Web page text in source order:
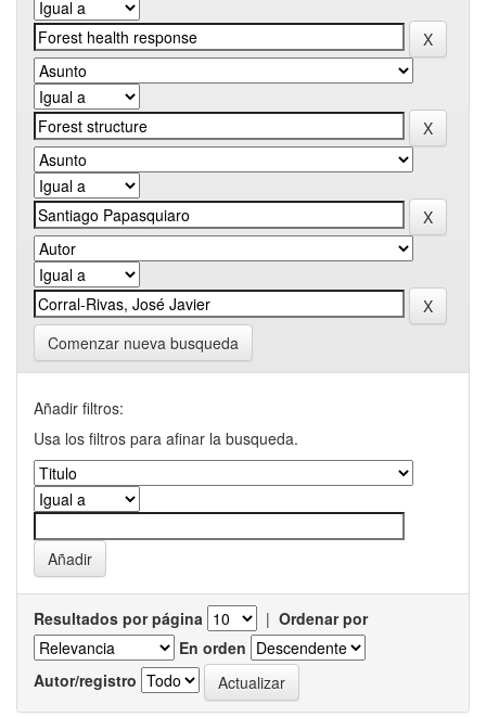
Comenzar nueva busqueda
Añadir filtros:
Usa los filtros para afinar la busqueda.
Resultados por página | Ordenar por
En orden
Autor/registro